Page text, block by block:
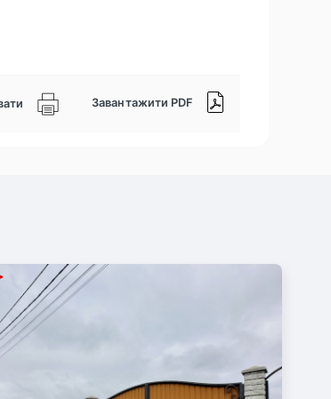
Завантажити PDF